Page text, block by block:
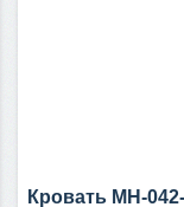
Кровать МН-